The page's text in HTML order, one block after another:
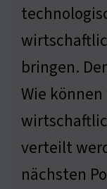
bringen.
Wie
verteilt
nächsten